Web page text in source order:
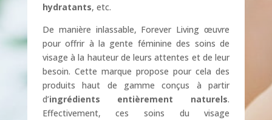
hydratants, etc.
De manière inlassable, Forever Living œuvre
pour offrir à la gente féminine des soins de
visage à la hauteur de leurs attentes et de leur
besoin. Cette marque propose pour cela des
produits haut de gamme conçus à partir
d’ingrédients entièrement naturels.
Effectivement, ces soins du visage